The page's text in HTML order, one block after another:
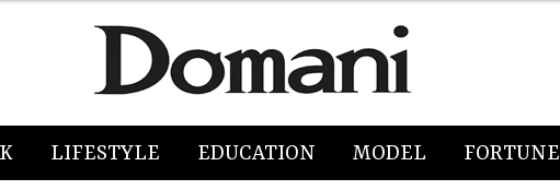
LIFESTYLE EDUCATION MODEL FORTUNE